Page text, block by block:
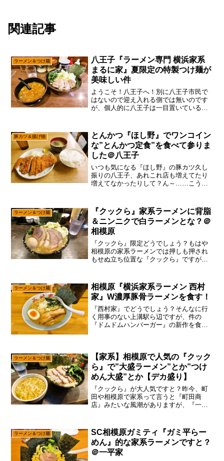
関連記事
ラーメン＆つけ麺
八王子『ラーメン専門 横浜家系
まるに家』夏限定の特製つけ麺が
美味しい件
ようこそ！八王子へ！別に八王子市民で
はないので迎え入れる側では無いのです
が、個人的に八王子は一目置いているの
く事の方が圧倒的に多いとは思います
が、ぶっちゃけグルメ的には...
豚カツ＆揚げ物
とんかつ『ほし野』でワンコイン
な”とんかつ定食”を食べて参りま
した＠八王子
いつも気になる『ほし野』の豚カツ久し
振りの八王子、あれこれ店も増えてたり
増えてなかったりして？ん～……こうい
を使いまくり、値段にモノを言わせて周
辺の店から客を吸い上げ地...
ラーメン＆つけ麺
『クックら』家系ラーメンに背脂
＆ニンニクで白ラーメンとな？＠
相模原
『クックら』限定どうでしょう？もはや
相模原の家系ラーメンでは押しも押され
もせぬ立ち位置な『クックら』ですが、
定ラーメンとか出さないんですけれど
も、この『クックら』はちょ...
ラーメン＆つけ麺
相模原『横浜家系ラーメン 西村
家』W濃厚豚骨ラーメンを食す！
『西村家』でどうでしょう？そんなに行
く用事のない上溝駅ら辺ですが、件の
『ドムドムハンバーガー』の新作を食べ
いちょい続いている...
ラーメン＆つけ麺
【家系】相模原で人気の『クック
ら』で”大盛ラーメン”とか”つけ
めん大盛”とか【デカ盛り】
『クックら』が大人気ですと？昨今、町
田や相模原で家系って言うと『町田商
店』みたいな風潮がありますが、『一
性……あると思います。何を言ってるの
か分からない人は、それはそれで...
ラーメン＆つけ麺
SC相模原ガミティ『ガミ平らー
めん』的な家系ラーメンですと？
＠一平家